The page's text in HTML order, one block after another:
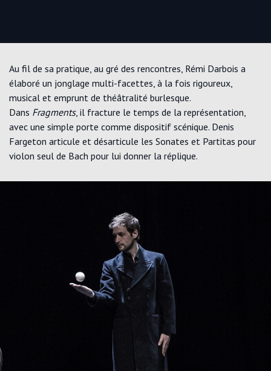
Au fil de sa pratique, au gré des rencontres, Rémi Darbois a
élaboré un jonglage multi-facettes, à la fois rigoureux,
musical et emprunt de théâtralité burlesque.
Dans Fragments, il fracture le temps de la représentation,
avec une simple porte comme dispositif scénique. Denis
Fargeton articule et désarticule les Sonates et Partitas pour
violon seul de Bach pour lui donner la réplique.